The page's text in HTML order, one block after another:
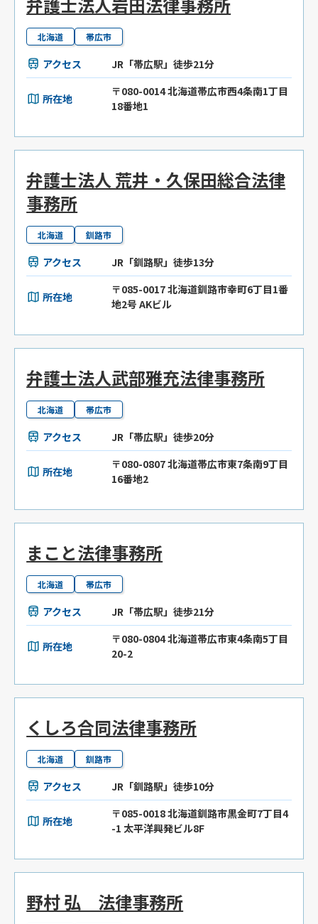
北海道 帯広市
アクセス JR「帯広駅」徒歩21分
所在地
〒080-0014 北海道帯広市西4条南1丁目
18番地1
弁護士法人 荒井・久保田総合法律
事務所
北海道 釧路市
アクセス JR「釧路駅」徒歩13分
所在地
〒085-0017 北海道釧路市幸町6丁目1番
地2号 AKビル
弁護士法人武部雅充法律事務所
北海道 帯広市
アクセス JR「帯広駅」徒歩20分
所在地
〒080-0807 北海道帯広市東7条南9丁目
16番地2
まこと法律事務所
北海道 帯広市
アクセス JR「帯広駅」徒歩21分
所在地
〒080-0804 北海道帯広市東4条南5丁目
20-2
くしろ合同法律事務所
北海道 釧路市
アクセス JR「釧路駅」徒歩10分
所在地
〒085-0018 北海道釧路市黒金町7丁目4
-1 太平洋興発ビル8F
野村 弘 法律事務所